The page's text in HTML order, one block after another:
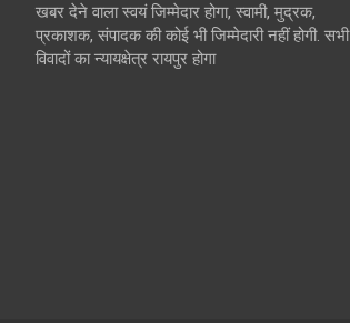
खबर देने वाला स्वयं जिम्मेदार होगा, स्वामी, मुद्रक,
प्रकाशक, संपादक की कोई भी जिम्मेदारी नहीं होगी. सभी
विवादों का न्यायक्षेत्र रायपुर होगा